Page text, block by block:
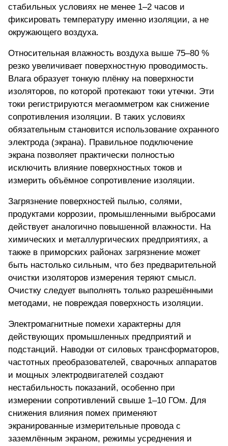
стабильных условиях не менее 1–2 часов и
фиксировать температуру именно изоляции, а не
окружающего воздуха.
Относительная влажность воздуха выше 75–80 %
резко увеличивает поверхностную проводимость.
Влага образует тонкую плёнку на поверхности
изоляторов, по которой протекают токи утечки. Эти
токи регистрируются мегаомметром как снижение
сопротивления изоляции. В таких условиях
обязательным становится использование охранного
электрода (экрана). Правильное подключение
экрана позволяет практически полностью
исключить влияние поверхностных токов и
измерить объёмное сопротивление изоляции.
Загрязнение поверхностей пылью, солями,
продуктами коррозии, промышленными выбросами
действует аналогично повышенной влажности. На
химических и металлургических предприятиях, а
также в приморских районах загрязнение может
быть настолько сильным, что без предварительной
очистки изоляторов измерения теряют смысл.
Очистку следует выполнять только разрешёнными
методами, не повреждая поверхность изоляции.
Электромагнитные помехи характерны для
действующих промышленных предприятий и
подстанций. Наводки от силовых трансформаторов,
частотных преобразователей, сварочных аппаратов
и мощных электродвигателей создают
нестабильность показаний, особенно при
измерении сопротивлений свыше 1–10 ГОм. Для
снижения влияния помех применяют
экранированные измерительные провода с
заземлённым экраном, режимы усреднения и